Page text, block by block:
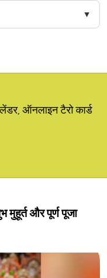
ऑनलाइन टैरो कार्ड
मुहूर्त और पूर्ण पूजा